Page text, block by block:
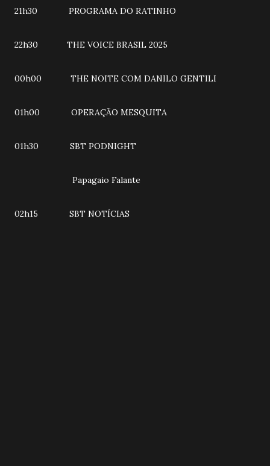
21h30 PROGRAMA DO RATINHO
22h30 THE VOICE BRASIL 2025
00h00 THE NOITE COM DANILO GENTILI
01h00 OPERAÇÃO MESQUITA
01h30 SBT PODNIGHT
Papagaio Falante
02h15 SBT NOTÍCIAS